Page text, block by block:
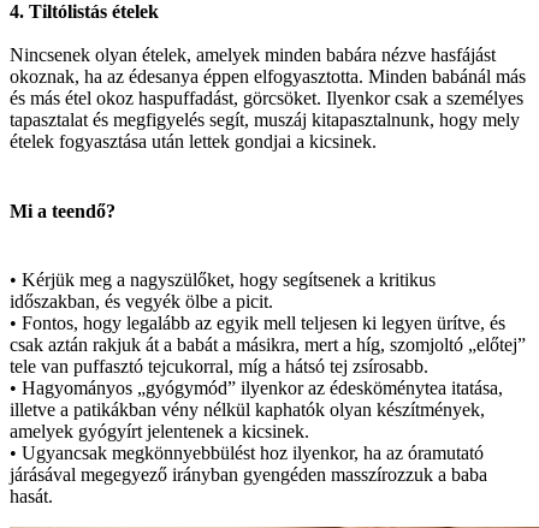
4. Tiltólistás ételek
Nincsenek olyan ételek, amelyek minden babára nézve hasfájást
okoznak, ha az édesanya éppen elfogyasztotta. Minden babánál más
és más étel okoz haspuffadást, görcsöket. Ilyenkor csak a személyes
tapasztalat és megfigyelés segít, muszáj kitapasztalnunk, hogy mely
ételek fogyasztása után lettek gondjai a kicsinek.
Mi a teendő?
• Kérjük meg a nagyszülőket, hogy segítsenek a kritikus
időszakban, és vegyék ölbe a picit.
• Fontos, hogy legalább az egyik mell teljesen ki legyen ürítve, és
csak aztán rakjuk át a babát a másikra, mert a híg, szomjoltó „előtej”
tele van puffasztó tejcukorral, míg a hátsó tej zsírosabb.
• Hagyományos „gyógymód” ilyenkor az édesköménytea itatása,
illetve a patikákban vény nélkül kaphatók olyan készítmények,
amelyek gyógyírt jelentenek a kicsinek.
• Ugyancsak megkönnyebbülést hoz ilyenkor, ha az óramutató
járásával megegyező irányban gyengéden masszírozzuk a baba
hasát.